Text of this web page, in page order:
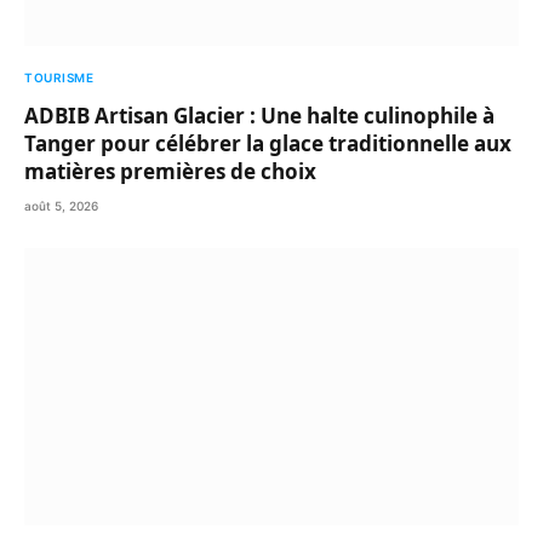
TOURISME
ADBIB Artisan Glacier : Une halte culinophile à
Tanger pour célébrer la glace traditionnelle aux
matières premières de choix
août 5, 2026